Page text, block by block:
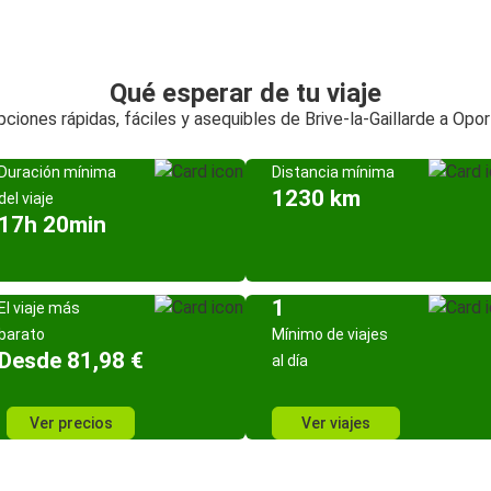
Qué esperar de tu viaje
rápidas, fáciles y asequibles de Brive-la-Gaillarde a
mínima
viaje
20min
Distancia mínima
1230 km
viaje más
81,98 €
Ver precios
1
Mínimo de viajes
al día
Ver viajes